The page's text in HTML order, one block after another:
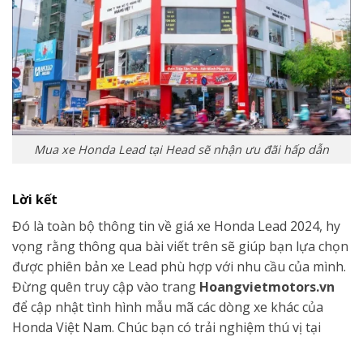
Mua xe Honda Lead tại Head sẽ nhận ưu đãi hấp dẫn
Lời kết
Đó là toàn bộ thông tin về giá xe Honda Lead 2024, hy
vọng rằng thông qua bài viết trên sẽ giúp bạn lựa chọn
được phiên bản xe Lead phù hợp với nhu cầu của mình.
Đừng quên truy cập vào trang Hoangvietmotors.vn
để cập nhật tình hình mẫu mã các dòng xe khác của
Honda Việt Nam. Chúc bạn có trải nghiệm thú vị tại